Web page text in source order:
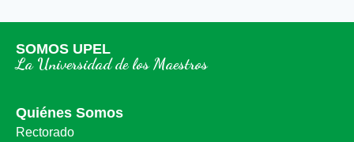
SOMOS UPEL
La Universidad de los Maestros
Quiénes Somos
Rectorado